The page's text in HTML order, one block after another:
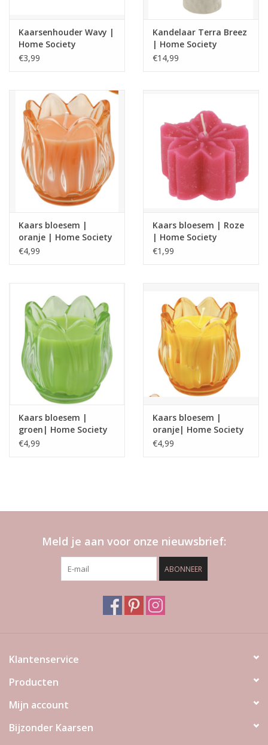
Kaarsenhouder Wavy |
Home Society
€3,99
Kandelaar Terra Breez
| Home Society
€14,99
Kaars bloesem |
oranje | Home Society
€4,99
Kaars bloesem | Roze
| Home Society
€1,99
Kaars bloesem |
groen| Home Society
€4,99
Kaars bloesem |
oranje| Home Society
€4,99
Meld je aan voor onze nieuwsbrief:
ABONNEER
Klantenservice
Producten
Mijn account
Bijzonder Kaarsen